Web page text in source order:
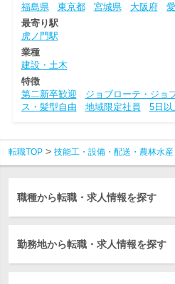
福島県
東京都 宮城県 大阪府
最寄り駅
虎ノ門駅
業種
建設・土木
特徴
第二新卒歓迎
ジョブローテ・ジョ
ス・髪型自由
地域限定社員 5日以
転職TOP 技能工・設備・配送・農林水
職種から転職・求人情報を探す
勤務地から転職・求人情報を探す